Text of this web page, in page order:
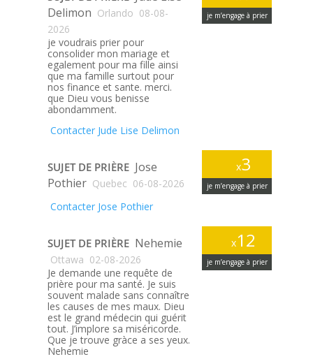
je m’engage à prier
Delimon Orlando 08-08-
2026
je voudrais prier pour
consolider mon mariage et
egalement pour ma fille ainsi
que ma famille surtout pour
nos finance et sante. merci.
que Dieu vous benisse
abondamment.
Contacter Jude Lise Delimon
x3
je m’engage à prier
SUJET DE PRIÈRE Jose
Pothier Quebec 06-08-2026
Contacter Jose Pothier
x12
je m’engage à prier
SUJET DE PRIÈRE Nehemie
Ottawa 02-08-2026
Je demande une requête de
prière pour ma santé. Je suis
souvent malade sans connaître
les causes de mes maux. Dieu
est le grand médecin qui guérit
tout. J’implore sa miséricorde.
Que je trouve gràce a ses yeux.
Nehemie